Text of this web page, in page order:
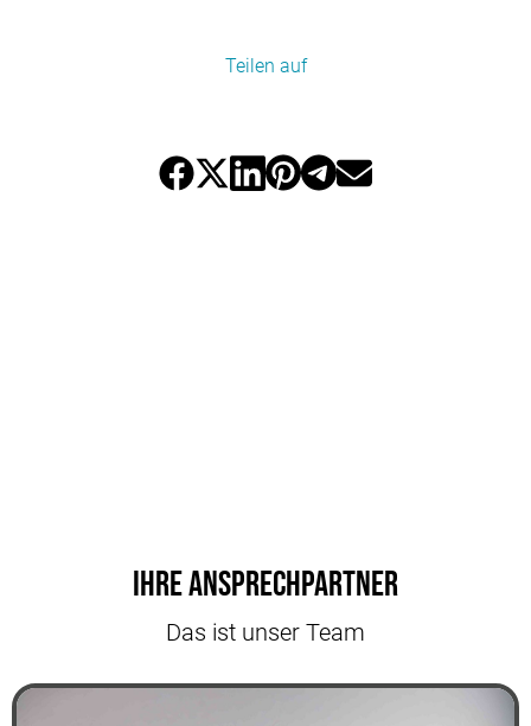
Teilen auf
Ihre Ansprechpartner
Das ist unser Team